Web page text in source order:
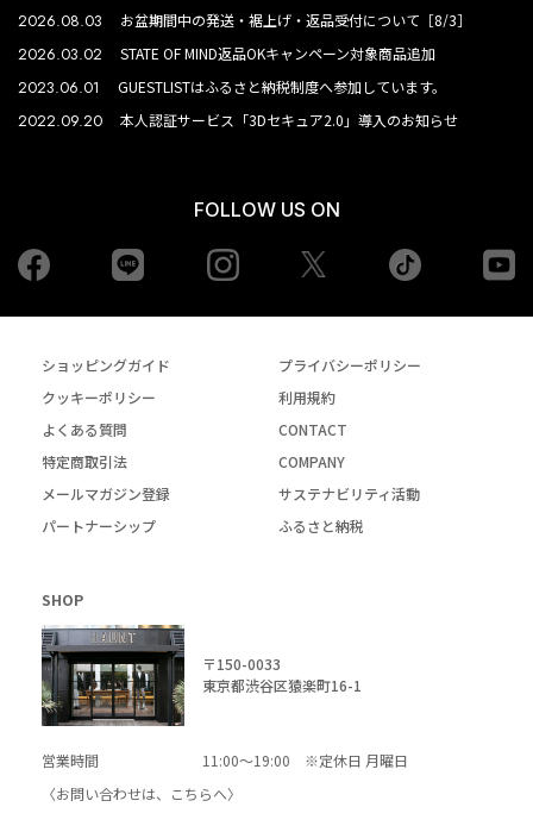
2026.08.03 お盆期間中の発送・裾上げ・返品受付について［8/3］
2026.03.02 STATE OF MIND返品OKキャンペーン対象商品追加
2023.06.01 GUESTLISTはふるさと納税制度へ参加しています。
2022.09.20 本人認証サービス「3Dセキュア2.0」導入のお知らせ
FOLLOW US ON
Facebook Instagram tiktok
ショッピングガイド
プライバシーポリシー
クッキーポリシー
利用規約
よくある質問
CONTACT
特定商取引法
COMPANY
メールマガジン登録
サステナビリティ活動
パートナーシップ
ふるさと納税
SHOP
〒150-0033
東京都渋谷区猿楽町16-1
営業時間
11:00～19:00 ※定休日 月曜日
〈お問い合わせは、
こちらへ〉